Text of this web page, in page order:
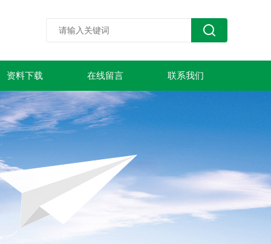
资料下载 在线留言 联系我们